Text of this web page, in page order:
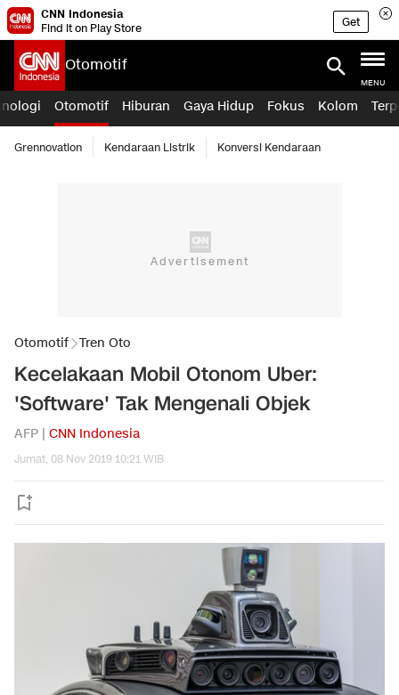
CNN Indonesia
Find it on Play Store
Get
Otomotif
MENU
Otomotif Hiburan Gaya Hidup Fokus Kolom
Grennovation Kendaraan Listrik Konversi Kendaraan
Otomotif Tren Oto
Kecelakaan Mobil Otonom Uber:
'Software' Tak Mengenali Objek
AFP | CNN Indonesia
Jumat, 08 Nov 2019 10:21 WIB